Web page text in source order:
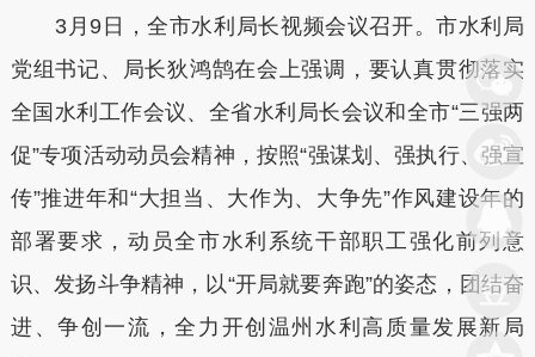
3月9日，全市水利局长视频会议召开。市水利局
党组书记、局长狄鸿鹄在会上强调，要认真贯彻落实
全国水利工作会议、全省水利局长会议和全市“三强两
促”专项活动动员会精神，按照“强谋划、强执行、强宣
传”推进年和“大担当、大作为、大争先”作风建设年的
部署要求，动员全市水利系统干部职工强化前列意
识、发扬斗争精神，以“开局就要奔跑”的姿态，团结奋
进、争创一流，全力开创温州水利高质量发展新局